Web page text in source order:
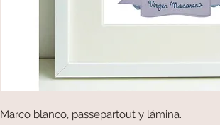
Marco blanco, passepartout y lámina.